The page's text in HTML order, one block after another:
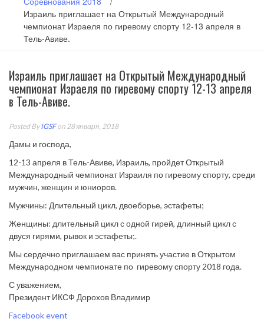
Израиль приглашает на Открытый Международный
чемпионат Израеля по гиревому спорту 12-13 апреля в
Тель-Авиве.
Израиль приглашает на Открытый Международный
чемпионат Израеля по гиревому спорту 12-13 апреля
в Тель-Авиве.
Posted ByIGSFon 28 января, 2018
Дамы и господа,
12-13 апреля в Тель-Авиве, Израиль, пройдет Открытый
Международный чемпионат Израиля по гиревому спорту, среди
мужчин, женщин и юниоров.
Мужчины: Длительный цикл, двоеборье, эстафеты;
Женщины: длительный цикл с одной гирей, длинный цикл с
двуся гирями, рывок и эстафеты;.
Мы сердечно приглашаем вас принять участие в Открытом
Международном чемпионате по гиревому спорту 2018 года.
С уважением,
Президент ИКСФ Дорохов Владимир
Facebook event